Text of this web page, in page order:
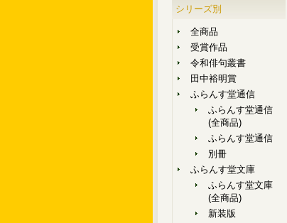
シリーズ別
全商品
受賞作品
令和俳句叢書
田中裕明賞
ふらんす堂通信
ふらんす堂通信
(全商品)
ふらんす堂通信
別冊
ふらんす堂文庫
ふらんす堂文庫
(全商品)
新装版